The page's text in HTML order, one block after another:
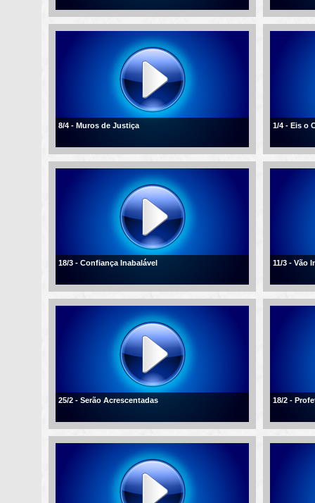
8/4 - Muros de Justiça 1/4 - Eis o
18/3 - Confiança Inabalável 11/3 - Vão
25/2 - Serão Acrescentadas 18/2 -